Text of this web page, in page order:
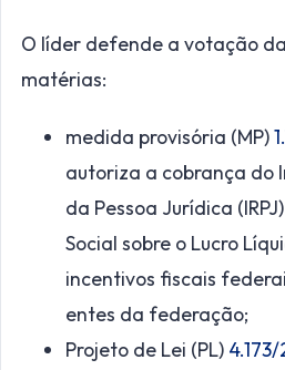
O líder defende a votação
matérias:
medida provisória (MP)
autoriza a cobrança do
da Pessoa Jurídica
Social sobre o Lucro
incentivos fiscais
entes da federação;
Projeto de Lei (PL)